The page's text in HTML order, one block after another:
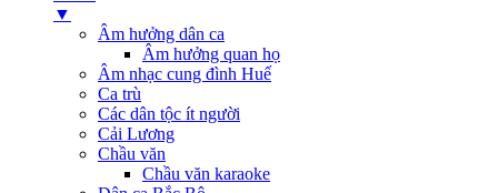
▼
Âm hưởng dân ca
Âm hưởng quan họ
Âm nhạc cung đình Huế
Ca trù
Các dân tộc ít người
Cải Lương
Chầu văn
Chầu văn karaoke